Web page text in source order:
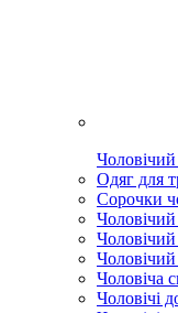
Чоловічий
Одяг для
Сорочки
Чоловічий
Чоловіча
Чоловічі